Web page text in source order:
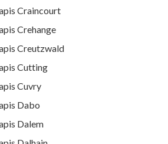
Craincourt
Crehange
Creutzwald
Cutting
Cuvry
Dabo
Dalem